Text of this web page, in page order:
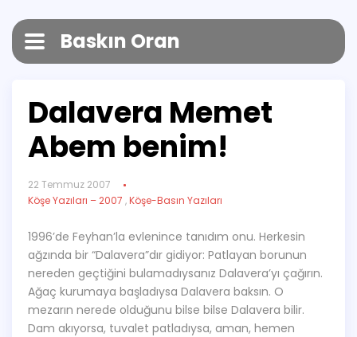
Baskın Oran
Dalavera Memet
Abem benim!
22 Temmuz 2007
Köşe Yazıları – 2007 ,Köşe-Basın Yazıları
1996’de Feyhan’la evlenince tanıdım onu. Herkesin
ağzında bir “Dalavera”dır gidiyor: Patlayan borunun
nereden geçtiğini bulamadıysanız Dalavera’yı çağırın.
Ağaç kurumaya başladıysa Dalavera baksın. O
mezarın nerede olduğunu bilse bilse Dalavera bilir.
Dam akıyorsa, tuvalet patladıysa, aman, hemen